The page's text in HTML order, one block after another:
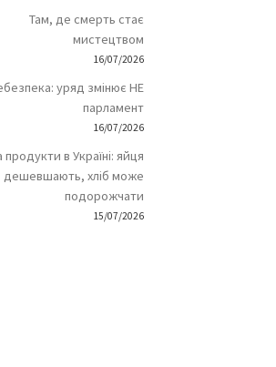
Там, де смерть стає
мистецтвом
16/07/2026
уряд змінює НЕ
парламент
16/07/2026
продукти в Україні: яйця
дешевшають, хліб може
подорожчати
15/07/2026